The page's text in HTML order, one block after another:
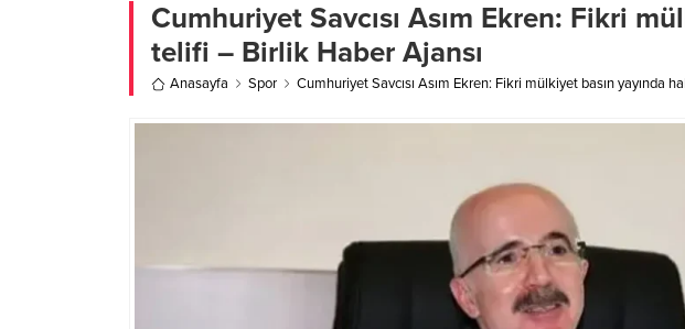
Cumhuriyet Savcısı Asım Ekren: Fikri
telifi – Birlik Haber Ajansı
Anasayfa Spor Cumhuriyet Savcısı Asım Ekren: Fikri mülkiyet basın yayında